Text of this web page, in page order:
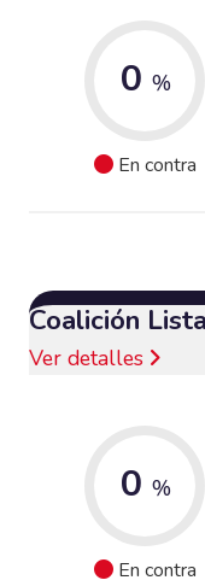
0 %
En contra
Coalición
Ver detalles
0 %
En contra